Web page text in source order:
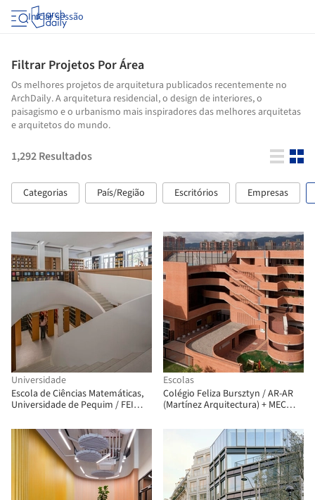
Iniciar sessão
Filtrar Projetos Por Área
Os melhores projetos de arquitetura publicados recentemente no
ArchDaily. A arquitetura residencial, o design de interiores, o
paisagismo e o urbanismo mais inspiradores das melhores arquitetas
e arquitetos do mundo.
1,292Resultados
Categorias País/Região Escritórios Empresas
Universidade
Escola de Ciências Matemáticas,
Universidade de Pequim / FEI
Escolas
Colégio Feliza Bursztyn / AR-AR
(Martínez Arquitectura) + MEC